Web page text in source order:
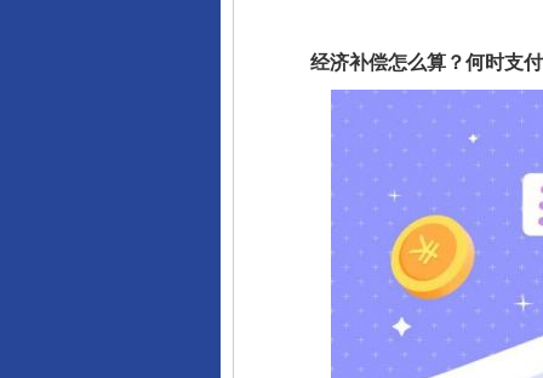
经济补偿怎么算？何时支